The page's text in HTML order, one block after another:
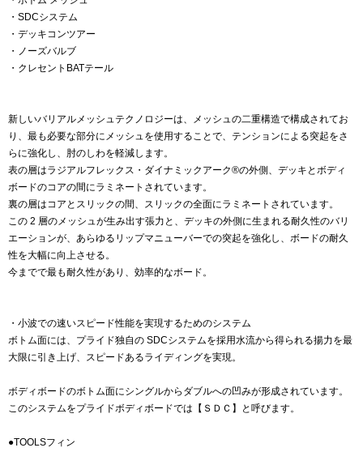
・SDCシステム
・デッキコンツアー
・ノーズバルブ
・クレセントBATテール
新しいバリアルメッシュテクノロジーは、メッシュの二重構造で構成されてお
り、最も必要な部分にメッシュを使用することで、テンションによる突起をさ
らに強化し、肘のしわを軽減します。
表の層はラジアルフレックス・ダイナミックアーク®の外側、デッキとボディ
ボードのコアの間にラミネートされています。
裏の層はコアとスリックの間、スリックの全面にラミネートされています。
この 2 層のメッシュが生み出す張力と、デッキの外側に生まれる耐久性のバリ
エーションが、あらゆるリップマニューバーでの突起を強化し、ボードの耐久
性を大幅に向上させる。
今までで最も耐久性があり、効率的なボード。
・小波での速いスピード性能を実現するためのシステム
ボトム面には、プライド独自の SDCシステムを採用水流から得られる揚力を最
大限に引き上げ、スピードあるライディングを実現。
ボディボードのボトム面にシングルからダブルへの凹みが形成されています。
このシステムをプライドボディボードでは【ＳＤＣ】と呼びます。
●TOOLSフィン